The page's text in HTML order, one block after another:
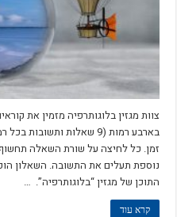
צוות מגזין בלוגותרפיה מזמין את
בארבע רמות (9 שאלות
זמן. כל לחיצה על שורת השאלה
נוספת תעלים את התשובה. השאלון
התוכן של מגזין “בלוגותרפיה”. …
קרא עוד